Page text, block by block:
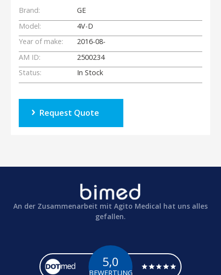
Brand:
GE
Model:
4V-D
Year of make:
2016-08-
AM ID:
2500234
Status:
In Stock
Request Quote
An der Zusammenarbeit mit Agito Medical hat uns alles
gefallen.
5,0
BEWERTUNG